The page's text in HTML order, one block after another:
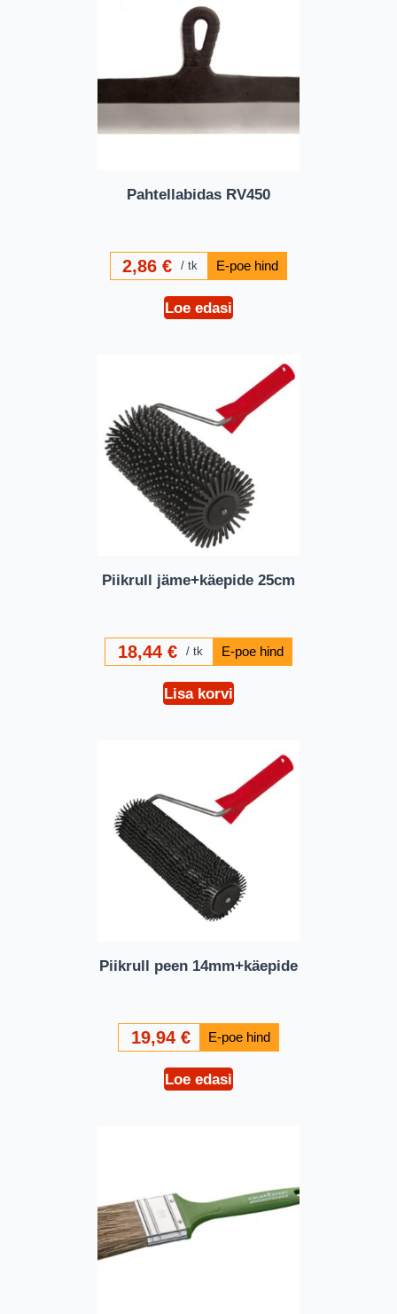
Pahtellabidas RV450
2,86€ tk
Loe edasi
Piikrull jäme+käepide 25cm
18,44 € tk
Lisa korvi
Piikrull peen 14mm+käepide
19,94 €
Loe edasi